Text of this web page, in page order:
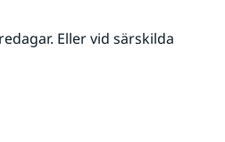
Eller vid särskilda